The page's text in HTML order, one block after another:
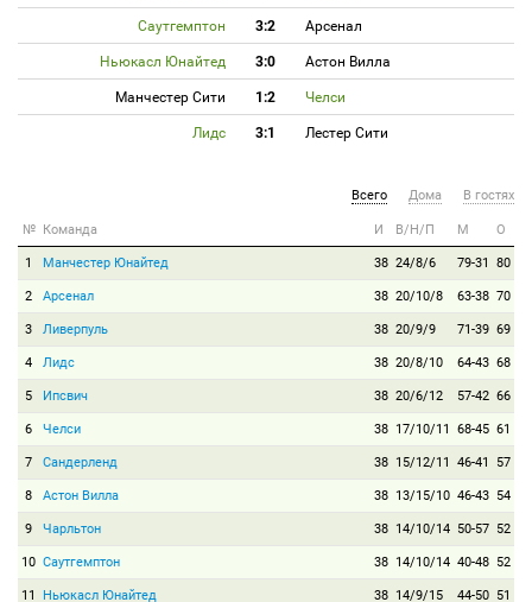
Саутгемптон 3:2 Арсенал
Ньюкасл Юнайтед 3:0 Астон Вилла
Манчестер Сити 1:2 Челси
Лидс 3:1 Лестер Сити
Всего Дома В гостях
№ Команда И В/Н/П М О
1 Манчестер Юнайтед 38 24/8/6 79-31 80
2 Арсенал 38 20/10/8 63-38 70
3 Ливерпуль 38 20/9/9 71-39 69
4 Лидс 38 20/8/10 64-43 68
5 Ипсвич 38 20/6/12 57-42 66
6 Челси 38 17/10/11 68-45 61
7 Сандерленд 38 15/12/11 46-41 57
8 Астон Вилла 38 13/15/10 46-43 54
9 Чарльтон 38 14/10/14 50-57 52
10 Саутгемптон 38 14/10/14 40-48 52
11 Ньюкасл Юнайтед 38 14/9/15 44-50 51